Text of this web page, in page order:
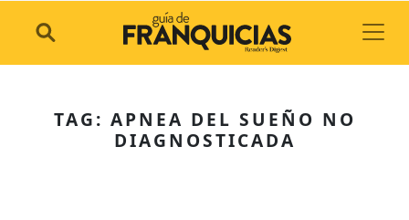
TAG: APNEA DEL SUEÑO NO
DIAGNOSTICADA